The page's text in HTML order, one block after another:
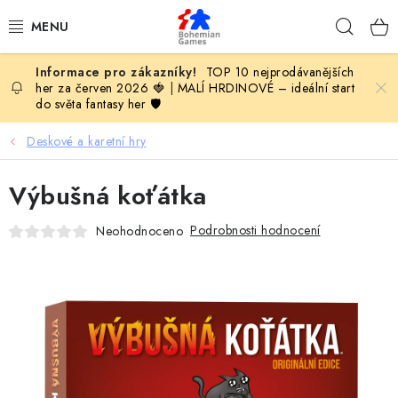
na
KOMPLETNÍ NABÍDKA HER
PODLE VĚKU
BLOG
OLOHRANÍ
B2B SEKCE
TOP 10 nejprodávanějších
her za červen 2026 🍓
MALÍ HRDINOVÉ – ideální start
do světa fantasy her 🛡️
Deskové a karetní hry
Výbušná koťátka
Neohodnoceno Podrobnosti hodnocení